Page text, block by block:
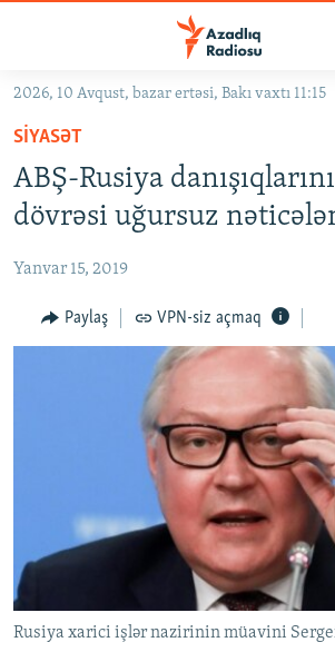
Əsas
qayıt
Əsas
naviqasiyaya
qayıt
GÜNDƏM
KORRUPSIOMETR
FƏRQƏ BAX
QANUNI DOĞRU
İNFOQRAFIKA
KARIKATURA
AZƏRBAYCAN ƏDƏBIYYATI KITABXANASI
İSLAM VƏ DEMOKRATIYA
İZ - MƏDƏNIYYƏT PROQRAMI
MISSIYAMIZ
PEŞƏ ETIKASI VƏ JURNALISTIKA
MATERIALLARIMIZDAN ISTIFADƏ
AZADLIQRADIOSU MOBIL TELEFONUNUZDA
RFE/RL-in bütün saytları
2026, 10 Avqust, bazar ertəsi, Bakı vaxtı 11:15
SIYASƏT
ABŞ-Rusiya
dövrəsi uğursuz
Yanvar 15, 2019
Paylaş VPN-siz açmaq
Rusiya xarici işlər nazirinin müavini